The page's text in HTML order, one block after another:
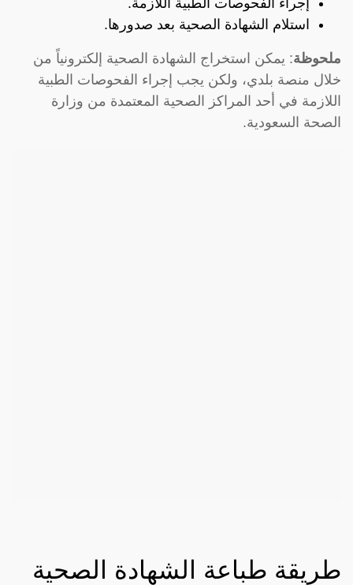
استلام الشهادة الصحية بعد صدورها.
ملحوظة: يمكن استخراج الشهادة الصحية إلكترونياً من
خلال منصة بلدي، ولكن يجب إجراء الفحوصات الطبية
اللازمة في أحد المراكز الصحية المعتمدة من وزارة
الصحة السعودية.
طريقة طباعة الشهادة الصحية